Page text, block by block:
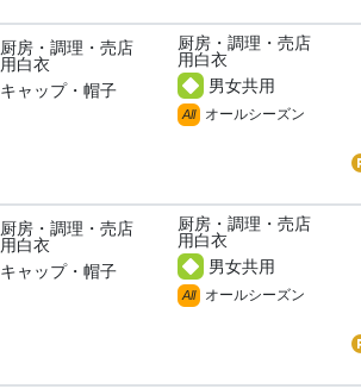
厨房・調理・売店
用白衣
キャップ・帽子
厨房・調理・売店
用白衣
男女共用
All オールシーズン
厨房・調理・売店
用白衣
キャップ・帽子
厨房・調理・売店
用白衣
男女共用
All オールシーズン